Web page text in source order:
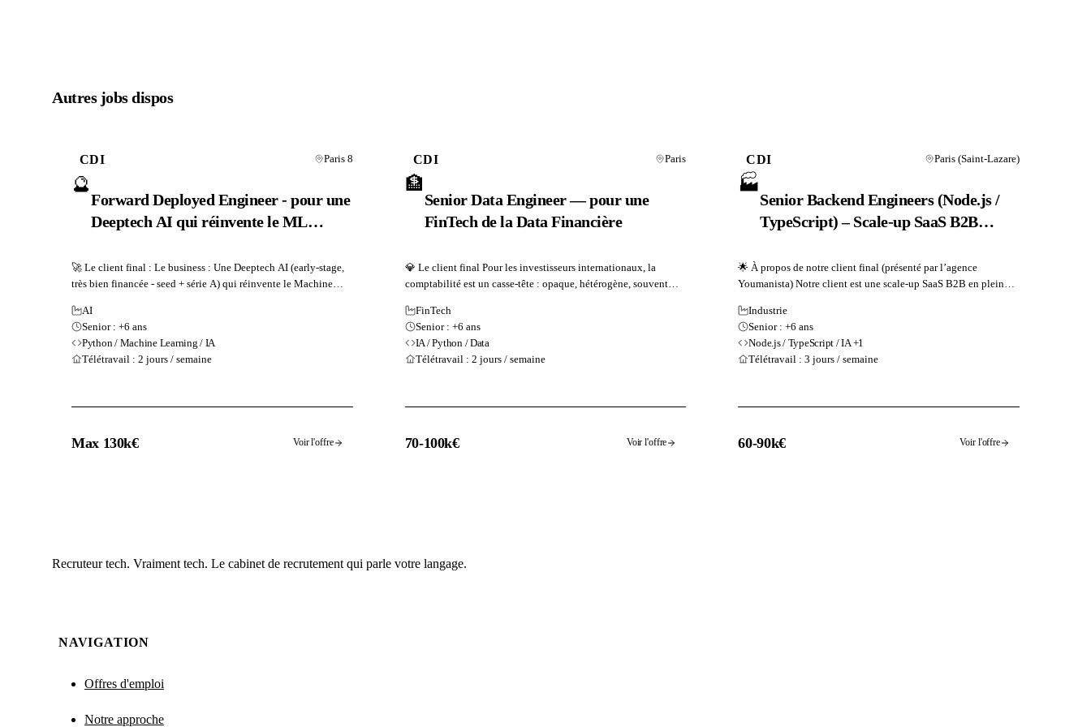
Autres jobs dispos
CDI Paris 8
🔮
Forward Deployed Engineer - pour une
Deeptech AI qui réinvente le ML
🚀 Le client final : Le business : Une Deeptech AI (early-stage,
très bien financée - seed + série A) qui réinvente le Machine
complexes des entreprises. Les produits commercialisés : Un
agent capable de transformer la prédiction quantitative
industrielle (risque, prévision de...
AI
Senior : +6 ans
Python / Machine Learning / IA
Télétravail : 2 jours / semaine
Max 130k€ Voir l'offre
CDI Paris
🏦
Senior Data Engineer — pour une
FinTech de la Data Financière
💎 Le client final Pour les investisseurs internationaux, la
comptabilité est un casse-tête : opaque, hétérogène, souvent
manquait — un moteur capable de nettoyer les rapports
financiers d'entreprises mondiales pour en extraire la réalité
économique brute. En 3 ans, cette...
FinTech
Senior : +6 ans
IA / Python / Data
Télétravail : 2 jours / semaine
70-100k€ Voir l'offre
CDI Paris (Saint-Lazare)
🏭
Senior Backend Engineers (Node.js /
TypeScript) – Scale-up SaaS B2B
🌟 À propos de notre client final (présenté par l’agence
Youmanista) Notre client est une scale-up SaaS B2B en pleine
de la planification de la production industrielle. Crée il y a plus
de 5 ans Sa plateforme permet aux sites de production...
Industrie
Senior : +6 ans
Node.js / TypeScript / IA +1
Télétravail : 3 jours / semaine
60-90k€ Voir l'offre
Recruteur tech. Vraiment tech. Le cabinet de recrutement qui parle votre langage.
NAVIGATION
Offres d'emploi
Notre approche